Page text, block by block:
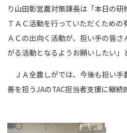
り山田彰営農対策課長は「本日の
ＴＡＣ活動を行っていただくための
ＡＣの出向く活動が、担い手の皆
がる活動となるようお願いしたい」
ＪＡ全農しがでは、今後も担い手
善を担うJAのTAC担当者支援に継続